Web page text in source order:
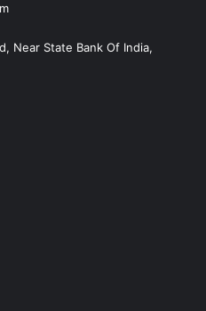
Near State Bank Of India,